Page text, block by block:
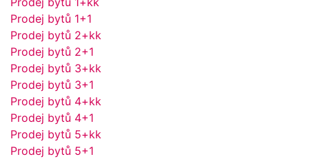
Prodej bytů 1+1
Prodej bytů 2+kk
Prodej bytů 2+1
Prodej bytů 3+kk
Prodej bytů 3+1
Prodej bytů 4+kk
Prodej bytů 4+1
Prodej bytů 5+kk
Prodej bytů 5+1